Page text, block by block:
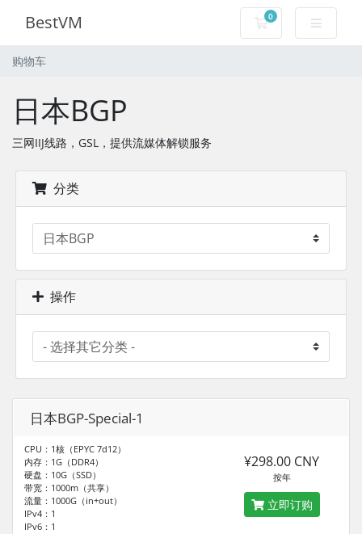
BestVM 0
购物车
购物车
日本BGP
三网IIJ线路，GSL，提供流媒体解锁服务
分类
操作
日本BGP-Special-1
CPU：1核（EPYC 7d12）
内存：1G（DDR4）
硬盘：10G（SSD）
带宽：1000m（共享）
流量：1000G（in+out）
IPv4：1
IPv6：1
¥298.00 CNY
按年
立即订购